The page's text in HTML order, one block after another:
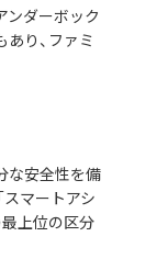
ンダーボック
り、ファミ
な安全性を備
スマートアシ
上位の区分